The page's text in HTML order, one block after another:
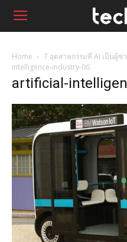
Home 7 อุตสาหกรรมที่ AI เป็นผู้
intelligence-industry-06
artificial-